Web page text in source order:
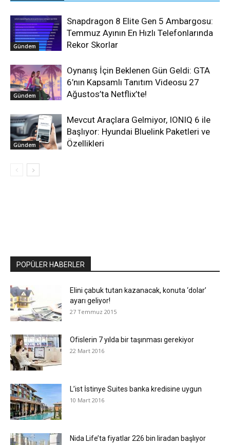
Gündem
Snapdragon 8 Elite Gen 5 Ambargosu:
Temmuz Ayının En Hızlı Telefonlarında
Rekor Skorlar
Gündem
Oynanış İçin Beklenen Gün Geldi: GTA
6’nın Kapsamlı Tanıtım Videosu 27
Ağustos’ta Netflix’te!
Gündem
Mevcut Araçlara Gelmiyor, IONIQ 6 ile
Başlıyor: Hyundai Bluelink Paketleri ve
Özellikleri
POPÜLER HABERLER
Elini çabuk tutan kazanacak, konuta ‘dolar’
ayarı geliyor!
27 Temmuz 2015
Ofislerin 7 yılda bir taşınması gerekiyor
22 Mart 2016
L’ist İstinye Suites banka kredisine uygun
10 Mart 2016
Nida Life’ta fiyatlar 226 bin liradan başlıyor